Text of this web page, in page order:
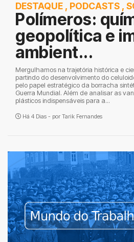
DESTAQUE , PODCASTS ,
Polímeros:
geopolítica e
ambient...
Mergulhamos na trajetória histórica e
partindo do desenvolvimento do
pelo papel estratégico da borracha
Guerra Mundial. Além de analisar as
plásticos indispensáveis para a...
Há 4 Dias - por Tarik Fernandes